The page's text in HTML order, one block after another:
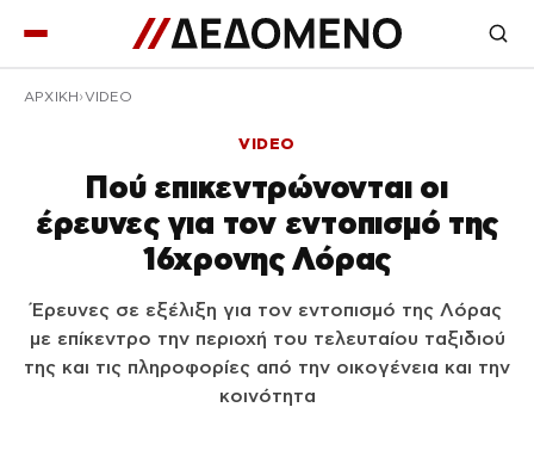
ΑΡΧΙΚΉ VIDEO
VIDEO
Πού επικεντρώνονται οι
έρευνες για τον εντοπισμό της
16χρονης Λόρας
Έρευνες σε εξέλιξη για τον εντοπισμό της Λόρας
με επίκεντρο την περιοχή του τελευταίου ταξιδιού
της και τις πληροφορίες από την οικογένεια και την
κοινότητα